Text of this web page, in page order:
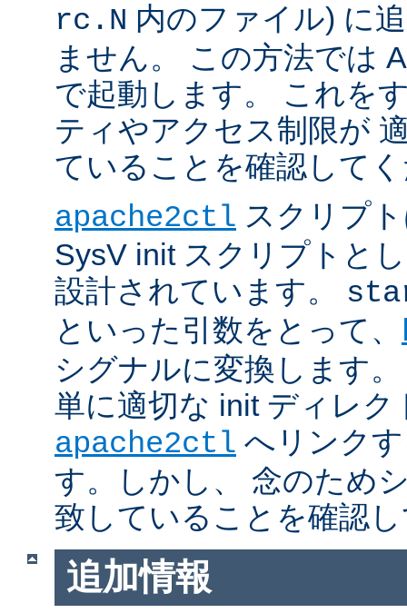
rc.N 内のファイル) に
ません。 この方法では
で起動します。 これを
ティやアクセス制限が
ていることを確認して
apache2ctl スクリプ
SysV init スクリプトと
設計されています。
といった引数をとって、
シグナルに変換します
単に適切な init ディレク
apache2ctl へリンク
す。しかし、 念のため
致していることを確認
追加情報